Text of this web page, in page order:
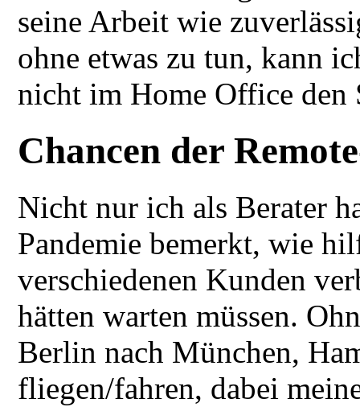
seine Arbeit wie
ohne etwas zu tun, kann
nicht im Home Office den
Chancen der
Nicht nur ich als Berater
Pandemie bemerkt, wie
verschiedenen Kunden
hätten warten müssen.
Berlin nach München,
fliegen/fahren, dabei